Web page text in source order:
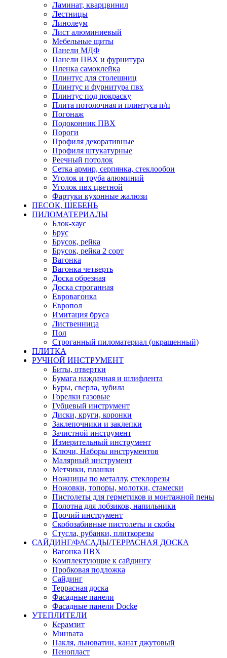
Ламинат, кварцвинил
Лестницы
Линолеум
Лист алюминиевый
Мебельные щиты
Панели МДФ
Панели ПВХ и фурнитура
Пленка самоклейка
Плинтус для столешниц
Плинтус и фурнитура пвх
Плинтус под покраску
Плита потолочная и плинтуса п/п
Погонаж
Подоконник ПВХ
Пороги
Профиля декоративные
Профиля штукатурные
Реечный потолок
Сетка армир, серпянка, стеклообои
Уголок и труба алюминий
Уголок пвх цветной
Фартуки кухонные жалюзи
ПЕСОК, ЩЕБЕНЬ
ПИЛОМАТЕРИАЛЫ
Блок-хаус
Брус
Брусок, рейка
Брусок, рейка 2 сорт
Вагонка
Вагонка четверть
Доска обрезная
Доска строганная
Евровагонка
Европол
Имитация бруса
Лиственница
Пол
Строганный пиломатериал (окрашенный)
ПЛИТКА
РУЧНОЙ ИНСТРУМЕНТ
Биты, отвертки
Бумага наждачная и шлифлента
Буры, сверла, зубила
Горелки газовые
Губцевый инструмент
Диски, круги, коронки
Заклепочники и заклепки
Зачистной инструмент
Измерительный инструмент
Ключи, Наборы инструментов
Малярный инструмент
Метчики, плашки
Ножницы по металлу, стеклорезы
Ножовки, топоры, молотки, стамески
Пистолеты для герметиков и монтажной пены
Полотна для лобзиков, напильники
Прочий инструмент
Скобозабивные пистолеты и скобы
Стусла, рубанки, плиткорезы
САЙДИНГ/ФАСАДЫ/ТЕРРАСНАЯ ДОСКА
Вагонка ПВХ
Комплектующие к сайдингу
Пробковая подложка
Сайдинг
Террасная доска
Фасадные панели
Фасадные панели Docke
УТЕПЛИТЕЛИ
Керамзит
Минвата
Пакля, льноватин, канат джутовый
Пенопласт